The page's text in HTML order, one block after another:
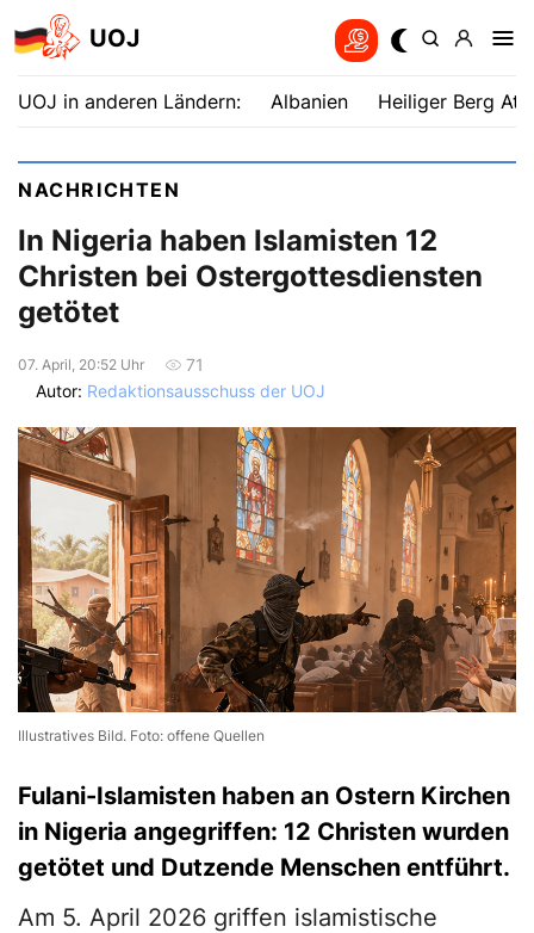
UOJ
UOJ in anderen Ländern: Albanien Heiliger Berg
NACHRICHTEN
In Nigeria haben Islamisten 12
Christen bei Ostergottesdiensten
getötet
07. April, 20:52 Uhr
71
Autor: Redaktionsausschuss der UOJ
Illustratives Bild. Foto: offene Quellen
Fulani-Islamisten haben an Ostern Kirchen
in Nigeria angegriffen: 12 Christen wurden
getötet und Dutzende Menschen entführt.
Am 5. April 2026 griffen islamistische